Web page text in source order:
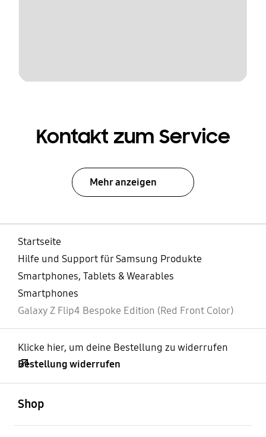
Kontakt zum Service
Mehr anzeigen
Startseite
Hilfe und Support für Samsung Produkte
Smartphones, Tablets & Wearables
Smartphones
Galaxy Z Flip4 Bespoke Edition (Red Front Color)
Klicke hier, um deine Bestellung zu widerrufen
Bestellung widerrufen
Shop